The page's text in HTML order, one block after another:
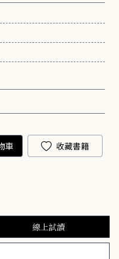
車 收藏書籍
線上試讀